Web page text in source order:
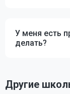
У меня есть
делать?
Другие